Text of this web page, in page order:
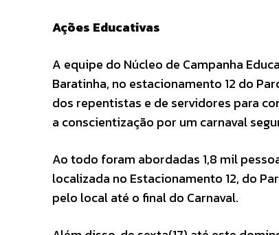
Ações Educativas
A equipe do Núcleo de Campanha
Baratinha, no estacionamento 12 do
dos repentistas e de servidores para
a conscientização por um carnaval
Ao todo foram abordadas 1,8 mil
localizada no Estacionamento 12, do
pelo local até o final do Carnaval.